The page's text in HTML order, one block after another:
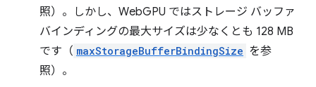
照）。しかし、WebGPU ではストレージ バッファ
バインディングの最大サイズは少なくとも 128 MB
です（ maxStorageBufferBindingSize を参
照）。